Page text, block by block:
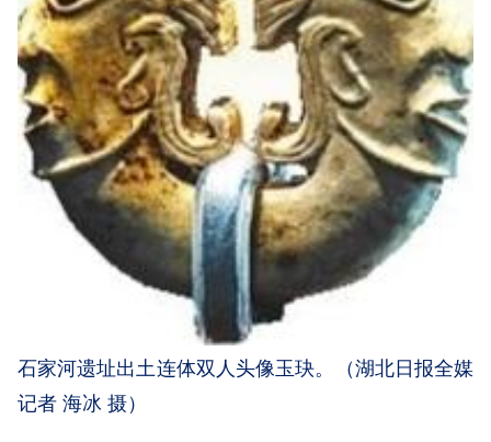
石家河遗址出土连体双人头像玉玦。（湖北日报全媒
记者 海冰 摄）